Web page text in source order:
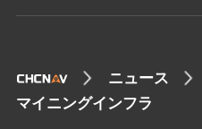
ニュース
マイニングインフラ